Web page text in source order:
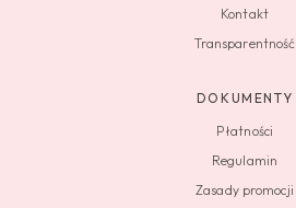
Kontakt
Transparentność
DOKUMENTY
Płatności
Regulamin
Zasady promocji